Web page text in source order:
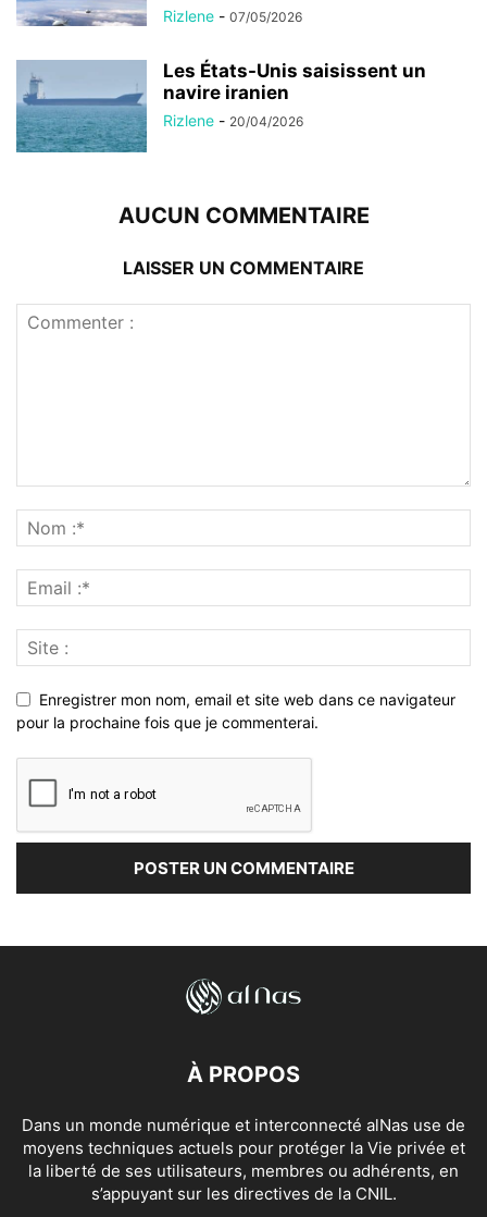
Rizlene - 07/05/2026
Les États-Unis saisissent un
navire iranien
Rizlene - 20/04/2026
AUCUN COMMENTAIRE
LAISSER UN COMMENTAIRE
Enregistrer mon nom, email et site web dans ce navigateur
pour la prochaine fois que je commenterai.
À PROPOS
Dans un monde numérique et interconnecté alNas use de
moyens techniques actuels pour protéger la Vie privée et
la liberté de ses utilisateurs, membres ou adhérents, en
s’appuyant sur les directives de la CNIL.